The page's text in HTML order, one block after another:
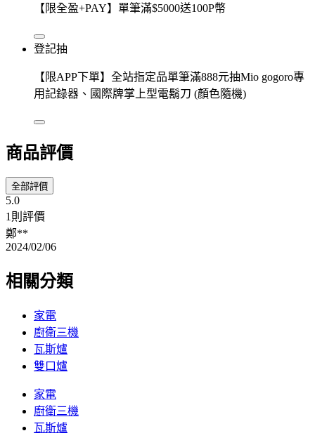
【限全盈+PAY】單筆滿$5000送100P幣
登記抽
【限APP下單】全站指定品單筆滿888元抽Mio gogoro專
用記錄器、國際牌掌上型電鬍刀 (顏色隨機)
商品評價
全部評價
5.0
1則評價
鄭**
2024/02/06
相關分類
家電
廚衛三機
瓦斯爐
雙口爐
家電
廚衛三機
瓦斯爐